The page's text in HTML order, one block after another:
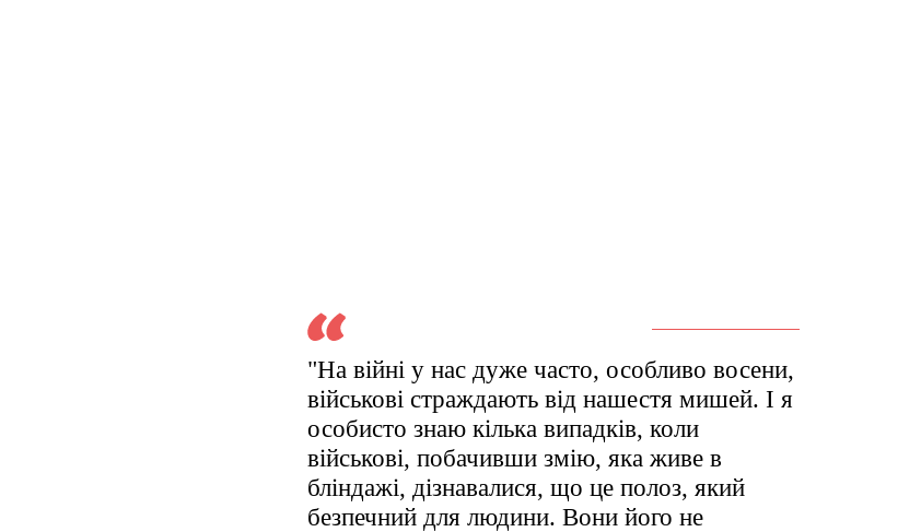
"На війні у нас дуже часто, особливо восени,
військові страждають від нашестя мишей. І я
особисто знаю кілька випадків, коли
військові, побачивши змію, яка живе в
бліндажі, дізнавалися, що це полоз, який
безпечний для людини. Вони його не